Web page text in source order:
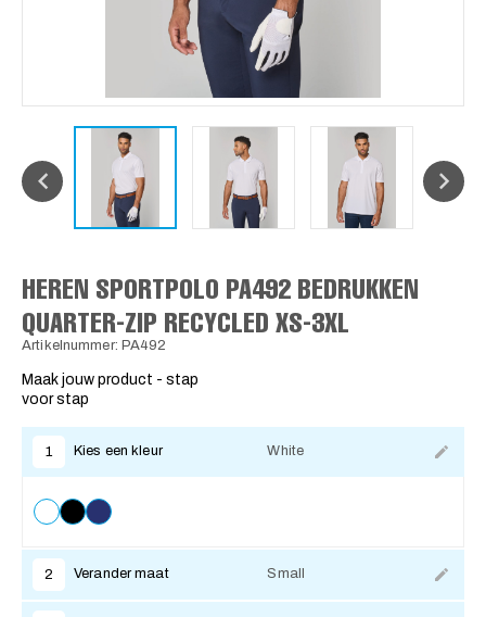
HEREN SPORTPOLO PA492 BEDRUKKEN
QUARTER-ZIP RECYCLED XS-3XL
Artikelnummer: PA492
Maak jouw product - stap
voor stap
1 Kies een kleur White
2 Verander maat Small